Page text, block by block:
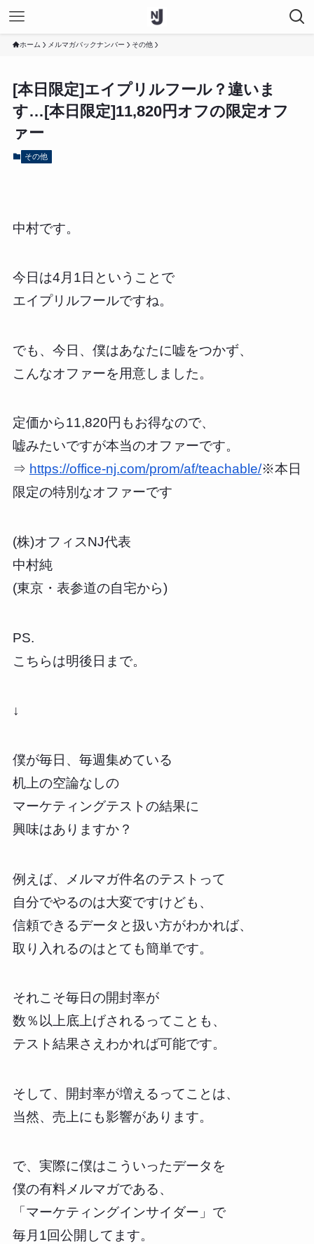
ホーム メルマガバックナンバー その他
[本日限定]エイプリルフール？違いま
す…[本日限定]11,820円オフの限定オフ
ァー
その他
中村です。
今日は4月1日ということで
エイプリルフールですね。
でも、今日、僕はあなたに嘘をつかず、
こんなオファーを用意しました。
定価から11,820円もお得なので、
嘘みたいですが本当のオファーです。
⇒ https://office-nj.com/prom/af/teachable/※本日
限定の特別なオファーです
(株)オフィスNJ代表
中村純
(東京・表参道の自宅から)
PS.
こちらは明後日まで。
↓
僕が毎日、毎週集めている
机上の空論なしの
マーケティングテストの結果に
興味はありますか？
例えば、メルマガ件名のテストって
自分でやるのは大変ですけども、
信頼できるデータと扱い方がわかれば、
取り入れるのはとても簡単です。
それこそ毎日の開封率が
数％以上底上げされるってことも、
テスト結果さえわかれば可能です。
そして、開封率が増えるってことは、
当然、売上にも影響があります。
で、実際に僕はこういったデータを
僕の有料メルマガである、
「マーケティングインサイダー」で
毎月1回公開してます。